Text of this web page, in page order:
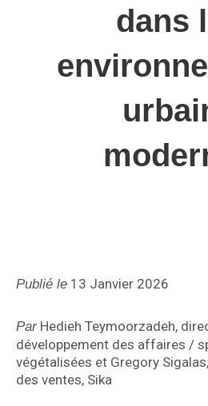
dans
Publié le 13 Janvier 2026
Par Hedieh Teymoorzadeh,
développement des affaires /
végétalisées et Gregory
des ventes, Sika